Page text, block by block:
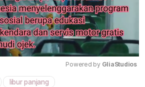
Powered by GliaStudios
libur panjang